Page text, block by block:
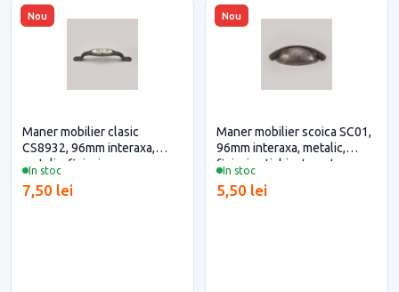
Nou
In stoc
Maner mobilier clasic
CS8932, 96mm interaxa,
metalic, finisaj negru-
si proiecte eficiente
7,50 lei
Nou
In stoc
Maner mobilier scoica SC01,
96mm interaxa, metalic,
finisaj antichizat pentru casa
5,50 lei